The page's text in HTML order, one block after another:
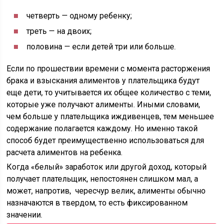
четверть — одному ребенку;
треть — на двоих;
половина — если детей три или больше.
Если по прошествии времени с момента расторжения
брака и взыскания алиментов у плательщика будут
еще дети, то учитывается их общее количество с теми,
которые уже получают алименты. Иными словами,
чем больше у плательщика иждивенцев, тем меньшее
содержание полагается каждому. Но именно такой
способ будет преимущественно использоваться для
расчета алиментов на ребенка.
Когда «белый» заработок или другой доход, который
получает плательщик, непостоянен слишком мал, а
может, напротив, чересчур велик, алименты обычно
назначаются в твердом, то есть фиксированном
значении.